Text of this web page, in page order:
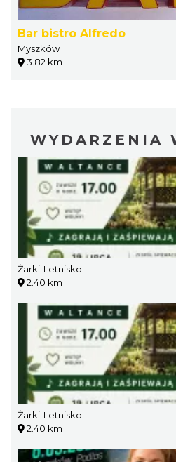
Bar bistro Alfredo
Myszków
3.82 km
WYDARZENIA
Żarki-Letnisko
2.40 km
Żarki-Letnisko
2.40 km